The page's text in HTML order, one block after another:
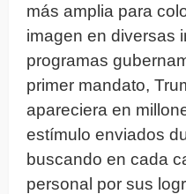
más amplia para
imagen en diversas
programas
primer mandato,
apareciera en
estímulo enviados
buscando en cada
personal por sus